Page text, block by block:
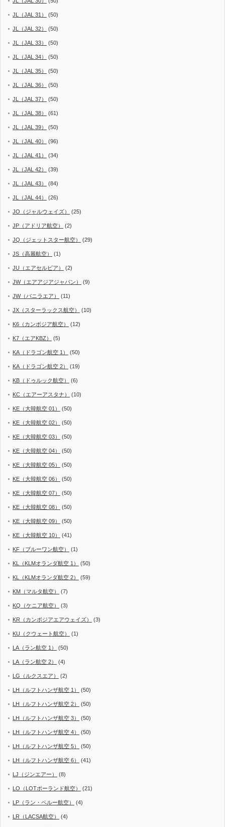
JL（JAL 31） (50)
JL（JAL 32） (50)
JL（JAL 33） (50)
JL（JAL 34） (50)
JL（JAL 35） (50)
JL（JAL 36） (50)
JL（JAL 37） (50)
JL（JAL 38） (61)
JL（JAL 39） (50)
JL（JAL 40） (96)
JL（JAL 41） (34)
JL（JAL 42） (39)
JL（JAL 43） (84)
JL（JAL 44） (26)
JO（ジャルウェイズ） (25)
JP（アドリア航空） (2)
JQ（ジェットスター航空） (29)
JS（高麗航空） (1)
JU（エアセルビア） (2)
JW（エアアジアジャパン） (9)
JW（バニラエア） (11)
JX（スターラックス航空） (10)
K6（カンボジア航空） (12)
K7（エアKBZ） (5)
KA（ドラゴン航空 1） (50)
KA（ドラゴン航空 2） (19)
KB（ドゥルック航空） (6)
KC（エアーアスタナ） (10)
KE（大韓航空 01） (50)
KE（大韓航空 02） (50)
KE（大韓航空 03） (50)
KE（大韓航空 04） (50)
KE（大韓航空 05） (50)
KE（大韓航空 06） (50)
KE（大韓航空 07） (50)
KE（大韓航空 08） (50)
KE（大韓航空 09） (50)
KE（大韓航空 10） (41)
KF（ブルーワン航空） (1)
KL（KLMオランダ航空 1） (50)
KL（KLMオランダ航空 2） (59)
KM（マルタ航空） (7)
KQ（ケニア航空） (3)
KR（カンボジアエアウェイズ） (3)
KU（クウェート航空） (1)
LA（ラン航空 1） (50)
LA（ラン航空 2） (4)
LG（ルクスエア） (2)
LH（ルフトハンザ航空 1） (50)
LH（ルフトハンザ航空 2） (50)
LH（ルフトハンザ航空 3） (50)
LH（ルフトハンザ航空 4） (50)
LH（ルフトハンザ航空 5） (50)
LH（ルフトハンザ航空 6） (41)
LJ（ジンエアー） (8)
LO（LOTポーランド航空） (21)
LP（ラン・ペルー航空） (4)
LR（LACSA航空） (4)